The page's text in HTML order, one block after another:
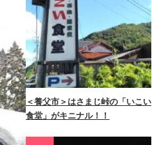
＜養父市＞はさまじ峠の「いこい
食堂」がキニナル！！